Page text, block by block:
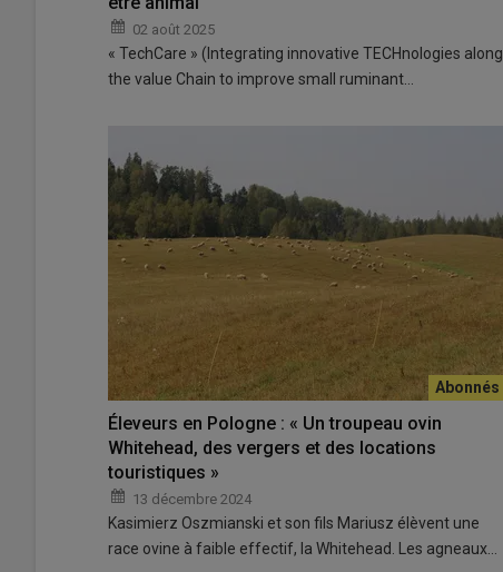
02 août 2025
« TechCare » (Integrating innovative TECHnologies along
the value Chain to improve small ruminant…
Éleveurs en Pologne : « Un troupeau ovin
Whitehead, des vergers et des locations
touristiques »
13 décembre 2024
Kasimierz Oszmianski et son fils Mariusz élèvent une
race ovine à faible effectif, la Whitehead. Les agneaux…